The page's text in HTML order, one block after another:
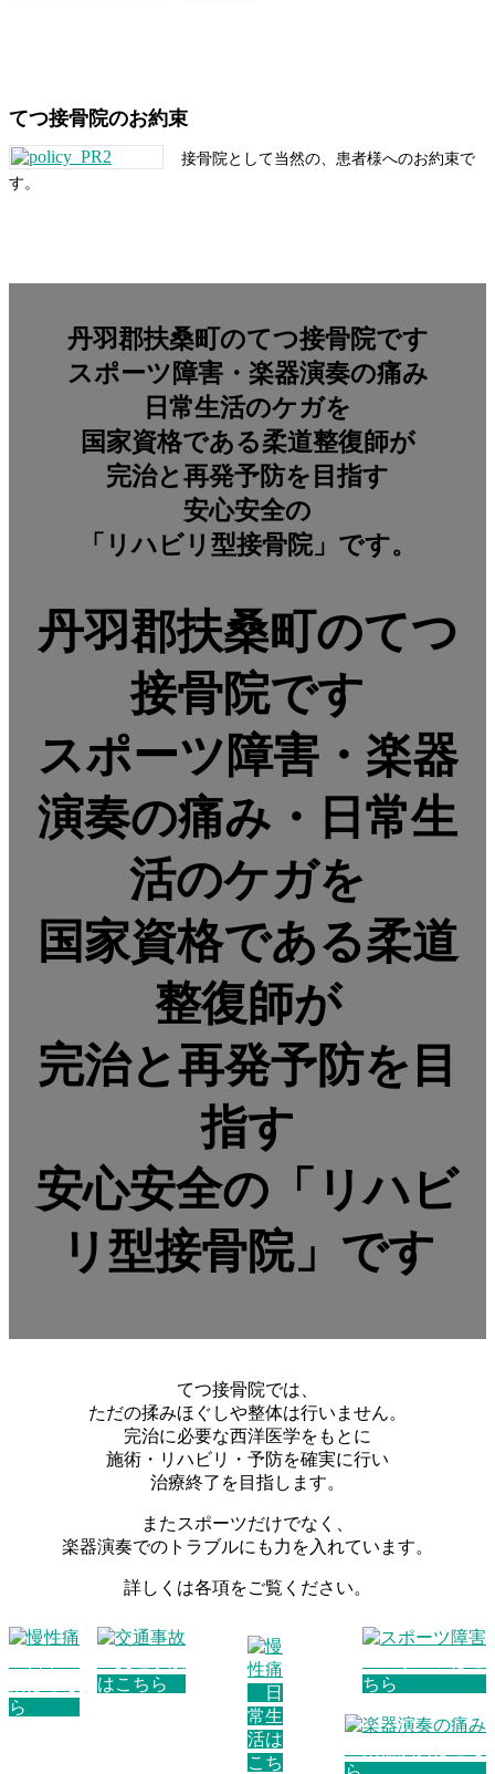
てつ接骨院のお約束
接骨院として当然の、患者様へのお約束で
す。
丹羽郡扶桑町のてつ接骨院です
スポーツ障害・楽器演奏の痛み
日常生活のケガを
国家資格である柔道整復師が
完治と再発予防を目指す
安心安全の
「リハビリ型接骨院」です。
丹羽郡扶桑町のてつ
接骨院です
スポーツ障害・楽器
演奏の痛み・日常生
活のケガを
国家資格である柔道
整復師が
完治と再発予防を目
指す
安心安全の「リハビ
リ型接骨院」です
てつ接骨院では、
ただの揉みほぐしや整体は行いません。
完治に必要な西洋医学をもとに
施術・リハビリ・予防を確実に行い
治療終了を目指します。
またスポーツだけでなく、
楽器演奏でのトラブルにも力を入れています。
詳しくは各項をご覧ください。
ら
はこちら
ちら
日
常生
活は
こち